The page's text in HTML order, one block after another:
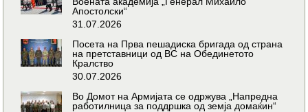
Апостолски“
31.07.2026
Посета на Прва пешадиска бригада од страна
на претставници од ВС на Обединетото
Кралство
30.07.2026
Во Домот на Армијата се одржува „Напредна
работилница за поддршка од земја домаќин“